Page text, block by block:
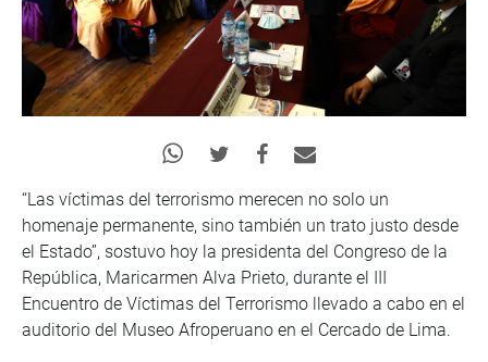
“Las víctimas del terrorismo merecen no solo un
homenaje permanente, sino también un trato justo desde
el Estado”, sostuvo hoy la presidenta del Congreso de la
República, Maricarmen Alva Prieto, durante el III
Encuentro de Víctimas del Terrorismo llevado a cabo en el
auditorio del Museo Afroperuano en el Cercado de Lima.